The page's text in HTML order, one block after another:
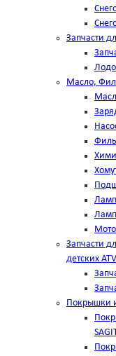
Запчасти
Масло,
Запчасти
детских ATV
Покрышки